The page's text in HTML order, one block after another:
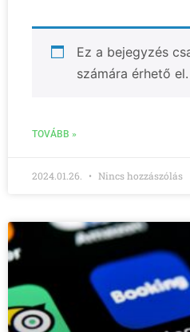
Ez a bejegyzés
számára érhető el.
TOVÁBB »
2024.01.26. Nincs hozzászólás